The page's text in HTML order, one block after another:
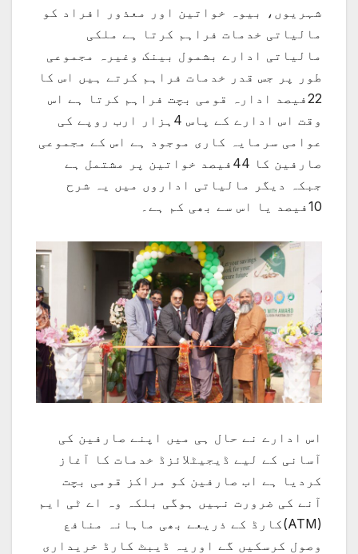
شہریوں، بیوہ خواتین اور معذور افراد کو
مالیاتی خدمات فراہم کرتا ہے ملکی
مالیاتی ادارے بشمول بینک وغیرہ مجموعی
طور پر جس قدر خدمات فراہم کرتے ہیں اس کا
22فیصد ادارہ قومی بچت فراہم کرتا ہے اس
وقت اس ادارے کے پاس 4ہزار ارب روپے کی
عوامی سرمایہ کاری موجود ہے اس کے مجموعی
صارفین کا 44فیصد خواتین پر مشتمل ہے
جبکہ دیگر مالیاتی اداروں میں یہ شرح
10فیصد یا اس سے بھی کم ہے۔
اس ادارے نے حال ہی میں اپنے صارفین کی
آسانی کے لیے ڈیجیٹلائزڈ خدمات کا آغاز
کردیا ہے اب صارفین کو مراکز قومی بچت
آنے کی ضرورت نہیں ہوگی بلکہ وہ اے ٹی ایم
(ATM)کارڈ کے ذریعے بھی ماہانہ منافع
وصول کرسکیں گے اوریہ ڈیبٹ کارڈ خریداری